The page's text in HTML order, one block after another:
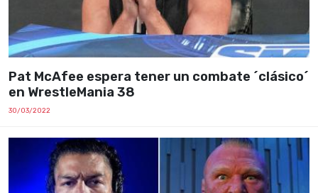
Pat McAfee espera tener un combate ´clásico´
en WrestleMania 38
30/03/2022